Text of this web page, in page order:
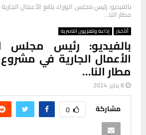
بالفيديو: رئيس مجلس الوزراء يتابع الأعمال
مطار النا…
ألأخبار إذاعة وتلفزيون الناصرية
بالفيديو: رئيس مجلس
الأعمال الجارية في
مطار النا…
8 يناير، 2024
مشاركة 0